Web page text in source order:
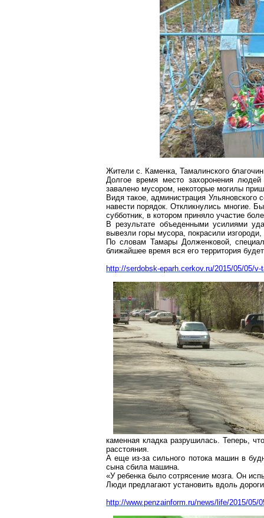
Жители с. Каменка, Тамалинского
Долгое время место захоронения
завалено мусором, некоторые могилы
Видя такое, администрация Ульяновского
навести порядок. Откликнулись многие.
субботник, в котором приняло участие
В результате объеденными усилиями
вывезли горы мусора, покрасили
По словам Тамары Долженковой,
ближайшее время вся его территория
http://serdobsk-eparh.cerkov.ru/2015/05/05/
каменная кладка разрушилась. Теперь,
расстояния.
А еще из-за сильного потока машин в
сына сбила машина.
«У ребенка было сотрясение мозга. Он
Люди предлагают установить вдоль
http://www.penzainform.ru/news/life/2015/